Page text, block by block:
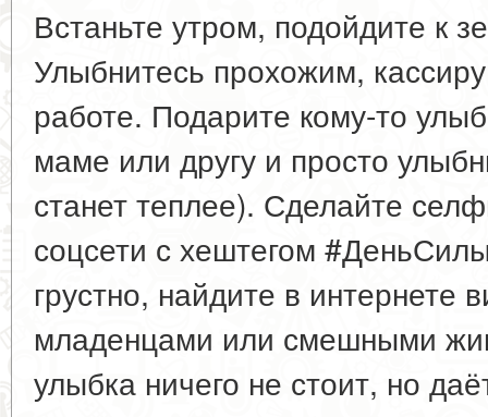
Встаньте утром, подойдите к
Улыбнитесь прохожим,
работе. Подарите кому-то
маме или другу и просто
станет теплее). Сделайте
соцсети с хештегом
грустно, найдите в
младенцами или смешными
улыбка ничего не стоит, но